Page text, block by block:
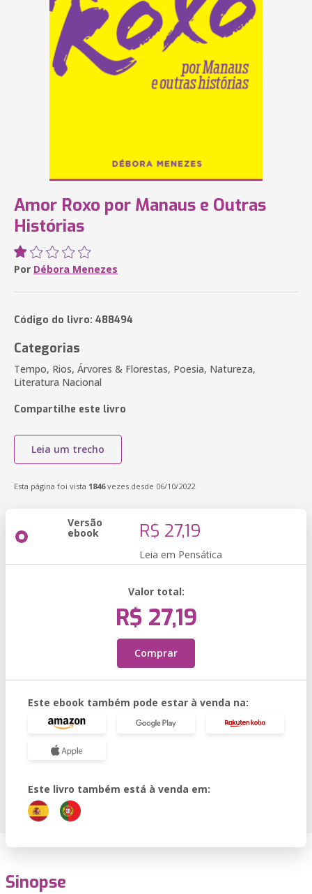
Amor Roxo por Manaus e Outras
Histórias
Por Débora Menezes
Código do livro: 488494
Categorias
Tempo, Rios, Árvores & Florestas, Poesia, Natureza,
Literatura Nacional
Compartilhe este livro
Leia um trecho
Esta página foi vista 1846vezes desde 06/10/2022
Versão
ebook R$ 27,19
Leia em Pensática
Valor total:
R$ 27,19
Comprar
Este ebook também pode estar à venda na:
Este livro também está à venda em:
Sinopse